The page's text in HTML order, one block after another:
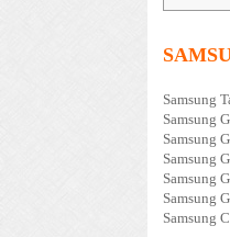
Samsung
Samsung
Samsung
Samsung
Samsung
Samsung
Samsung